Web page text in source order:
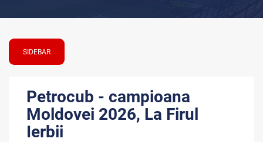
SIDEBAR
Petrocub - campioana
Moldovei 2026, La Firul
Ierbii